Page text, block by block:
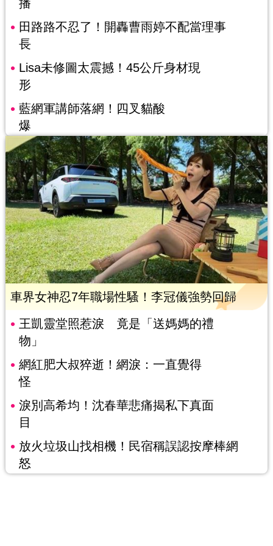
播
田路路不忍了！開轟曹雨婷不配當理事
長
Lisa未修圖太震撼！45公斤身材現
形
藍網軍講師落網！四叉貓酸
爆
車界女神忍7年職場性騷！李冠儀強勢回歸
王凱靈堂照惹淚 竟是「送媽媽的禮
物」
網紅肥大叔猝逝！網淚：一直覺得
怪
淚別高希均！沈春華悲痛揭私下真面
目
放火垃圾山找相機！民宿稱誤認按摩棒網
怒